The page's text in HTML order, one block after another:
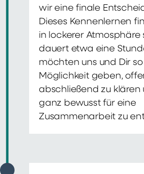
wir eine finale
Dieses Kennenlernen
in lockerer Atmosphäre
dauert etwa eine
möchten uns und Dir
Möglichkeit geben,
abschließend zu klären
ganz bewusst für eine
Zusammenarbeit zu